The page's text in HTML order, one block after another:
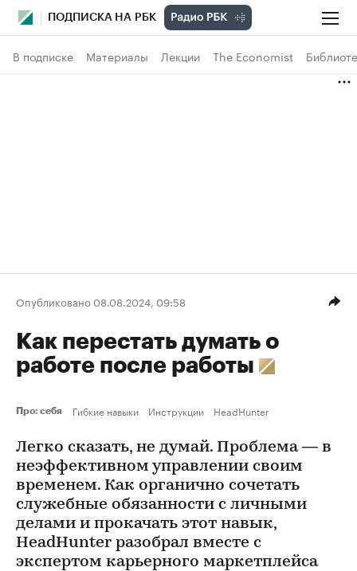
ПОДПИСКА НА РБК
В подписке Материалы Лекции The Economist
Опубликовано 08.08.2024, 09:58
Как перестать думать о
работе после работы
Про: себя Гибкие навыки Инструкции HeadHunter
Легко сказать, не думай. Проблема — в
неэффективном управлении своим
временем. Как органично сочетать
служебные обязанности с личными
делами и прокачать этот навык,
HeadHunter разобрал вместе с
экспертом карьерного маркетплейса